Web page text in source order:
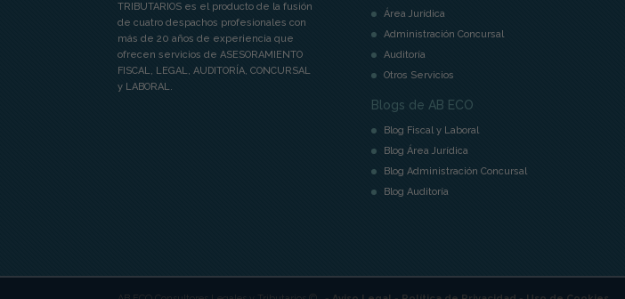
TRIBUTARIOS es el producto de la fusión
de cuatro despachos profesionales con
más de 20 años de experiencia que
ofrecen servicios de ASESORAMIENTO
FISCAL, LEGAL, AUDITORÍA, CONCURSAL
y LABORAL.
Área Jurídica
Administración Concursal
Auditoría
Otros Servicios
Blogs de AB ECO
Blog Fiscal y Laboral
Blog Área Jurídica
Blog Administración Concursal
Blog Auditoría